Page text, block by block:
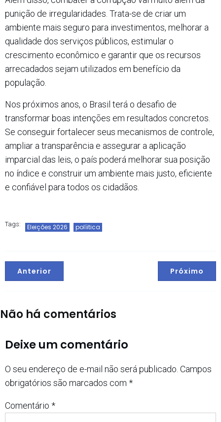
punição de irregularidades. Trata-se de criar um
ambiente mais seguro para investimentos, melhorar a
qualidade dos serviços públicos, estimular o
crescimento econômico e garantir que os recursos
arrecadados sejam utilizados em benefício da
população.
Nos próximos anos, o Brasil terá o desafio de
transformar boas intenções em resultados concretos.
Se conseguir fortalecer seus mecanismos de controle,
ampliar a transparência e assegurar a aplicação
imparcial das leis, o país poderá melhorar sua posição
no índice e construir um ambiente mais justo, eficiente
e confiável para todos os cidadãos.
Tags: Eleições 2026 políitica
Anterior Próximo
Não há comentários
Deixe um comentário
O seu endereço de e-mail não será publicado. Campos
obrigatórios são marcados com *
Comentário *